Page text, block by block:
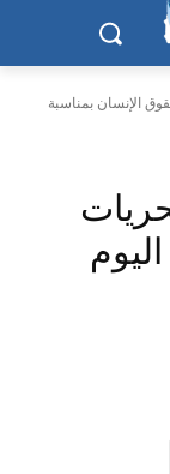
الإنسان بمناسبة